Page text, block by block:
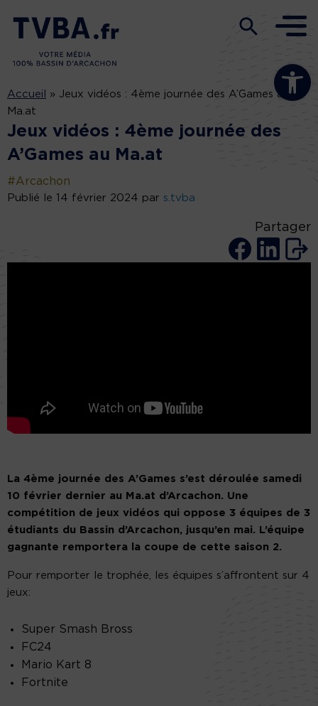
Ouvrir la
Accueil » Jeux vidéos : 4ème journée des A’Games au
Ma.at
Jeux vidéos : 4ème journée des
A’Games au Ma.at
#Arcachon
Publié le 14 février 2024 par s.tvba
Partager
La 4ème journée des A’Games s’est déroulée samedi
10 février dernier au Ma.at d’Arcachon. Une
compétition de jeux vidéos qui oppose 3 équipes de 3
étudiants du Bassin d’Arcachon, jusqu’en mai. L’équipe
gagnante remportera la coupe de cette saison 2.
Pour remporter le trophée, les équipes s’affrontent sur 4
jeux:
Super Smash Bross
FC24
Mario Kart 8
Fortnite